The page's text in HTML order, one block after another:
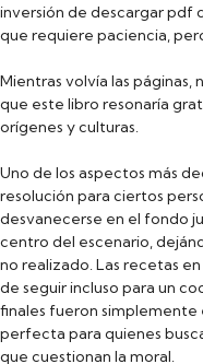
inversión de descargar pdf
que requiere paciencia,
Mientras volvía las páginas,
que este libro resonaría
orígenes y culturas.
Uno de los aspectos más
resolución para ciertos
desvanecerse en el fondo
centro del escenario,
no realizado. Las recetas
de seguir incluso para un
finales fueron simplemente
perfecta para quienes
que cuestionan la moral.